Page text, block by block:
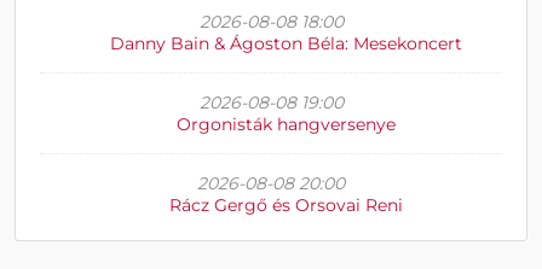
2026-08-08 18:00
Danny Bain & Ágoston Béla: Mesekoncert
2026-08-08 19:00
Orgonisták hangversenye
2026-08-08 20:00
Rácz Gergő és Orsovai Reni